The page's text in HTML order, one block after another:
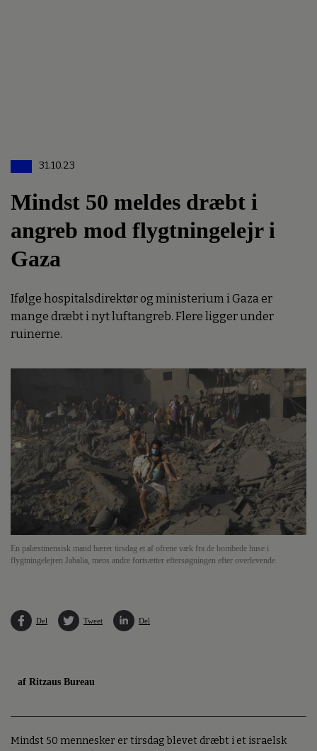
31.10.23
Mindst 50 meldes dræbt i
angreb mod flygtningelejr i
Gaza
Ifølge hospitalsdirektør og ministerium i Gaza er
mange dræbt i nyt luftangreb. Flere ligger under
ruinerne.
En palæstinensisk mand bærer tirsdag et af ofrene væk fra de bombede huse i
flygtningelejren Jabalia, mens andre fortsætter eftersøgningen efter overlevende.
Del Tweet Del
af Ritzaus Bureau
Mindst 50 mennesker er tirsdag blevet dræbt i et israelsk